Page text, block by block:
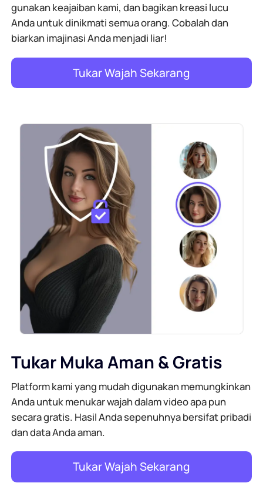
gunakan keajaiban kami, dan bagikan kreasi lucu
Anda untuk dinikmati semua orang. Cobalah dan
biarkan imajinasi Anda menjadi liar!
Tukar Wajah Sekarang
Tukar Muka Aman & Gratis
Platform kami yang mudah digunakan memungkinkan
Anda untuk menukar wajah dalam video apa pun
secara gratis. Hasil Anda sepenuhnya bersifat pribadi
dan data Anda aman.
Tukar Wajah Sekarang